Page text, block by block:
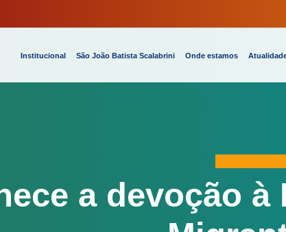
Institucional São João Batista Scalabrini Onde estamos
a devoção